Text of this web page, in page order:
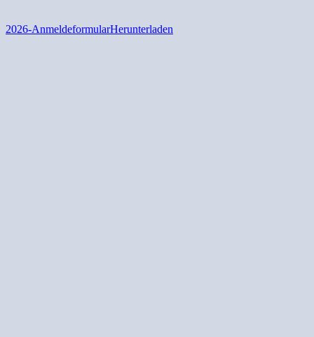
2026-AnmeldeformularHerunterladen